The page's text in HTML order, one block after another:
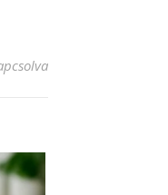
szeretni fog!